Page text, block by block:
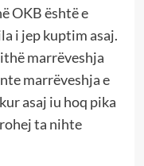
OKB është e
i jep kuptim asaj.
marrëveshja
marrëveshja e
asaj iu hoq pika
ta nihte